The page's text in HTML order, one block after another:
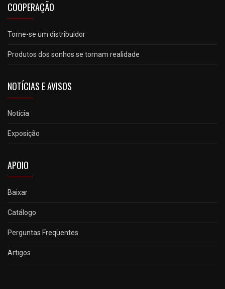
COOPERAÇÃO
Torne-se um distribuidor
Produtos dos sonhos se tornam realidade
NOTÍCIAS E AVISOS
Notícia
Exposição
APOIO
Baixar
Catálogo
Perguntas Freqüentes
Artigos